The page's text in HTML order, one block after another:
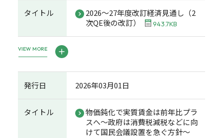
タイトル
2026～27年度改訂経済見通し（2
次QE後の改訂）
943.7KB
VIEW MORE
発行日 2026年03月01日
タイトル
物価鈍化で実質賃金は前年比プラ
スへ～政府は消費税減税などに向
けて国民会議設置を急ぐ方針～